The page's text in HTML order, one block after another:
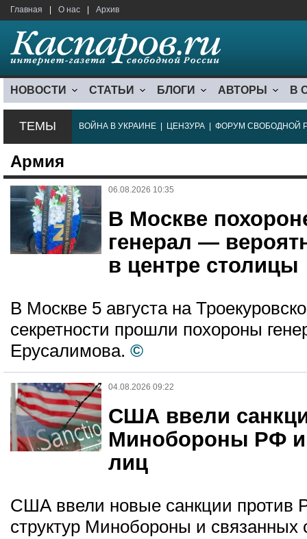
Главная О нас Архив
НОВОСТИ СТАТЬИ БЛОГИ АВТОРЫ В
ТЕМЫ ВОЙНА В УКРАИНЕ ЦЕНЗУРА ФОРУМ СВОБОДНОЙ
Армия
06.08.2026 10:35
В Москве
генерал —
в центре столицы
В Москве 5 августа на
секретности прошли похороны
Ерусалимова. ©
04.08.2026 09:22
США ввели
Минобороны РФ и
лиц
США ввели новые санкции против
структур Минобороны и